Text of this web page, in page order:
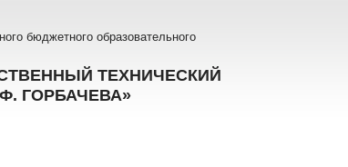
бюджетного образовательного
ТЕХНИЧЕСКИЙ
ГОРБАЧЕВА»